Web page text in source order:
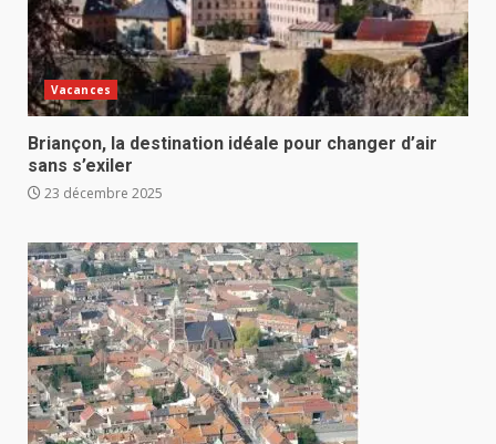
Vacances
Briançon, la destination idéale pour changer d’air
sans s’exiler
23 décembre 2025